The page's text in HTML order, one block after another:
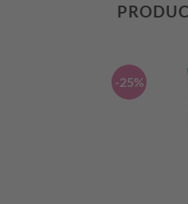
-25%